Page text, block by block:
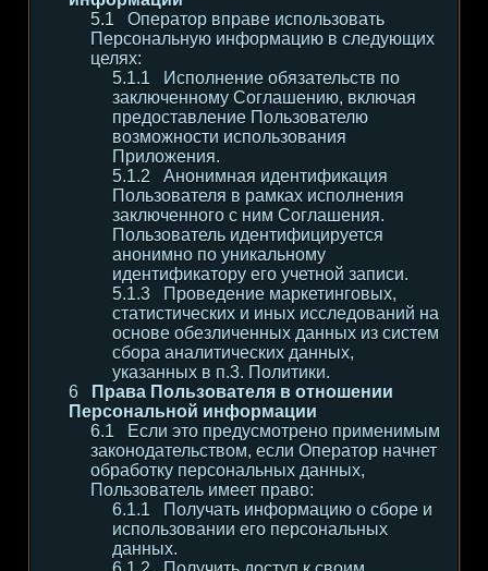
Оператор вправе использовать
Персональную информацию в следующих
целях:
Исполнение обязательств по
заключенному Соглашению, включая
предоставление Пользователю
возможности использования
Приложения.
Анонимная идентификация
Пользователя в рамках исполнения
заключенного с ним Соглашения.
Пользователь идентифицируется
анонимно по уникальному
идентификатору его учетной записи.
Проведение маркетинговых,
статистических и иных исследований на
основе обезличенных данных из систем
сбора аналитических данных,
указанных в п.3. Политики.
Права Пользователя в отношении
Персональной информации
Если это предусмотрено применимым
законодательством, если Оператор начнет
обработку персональных данных,
Пользователь имеет право:
Получать информацию о сборе и
использовании его персональных
данных.